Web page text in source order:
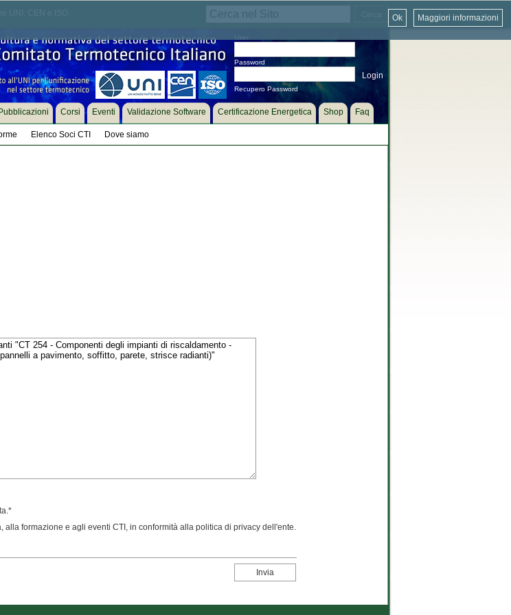
Password
Recupero Password
Elenco Soci CTI Dove siamo
Pubblicazioni Corsi Eventi Validazione Software Certificazione Energetica Shop Faq
formazione e agli eventi CTI, in conformità alla politica di privacy dell'ente.
Maggiori informazioni
Ok